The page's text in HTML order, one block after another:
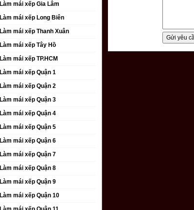
Làm mái xếp Gia Lâm
Làm mái xếp Long Biên
Làm mái xếp Thanh Xuân
Làm mái xếp Tây Hồ
Làm mái xếp TP.HCM
Làm mái xếp Quận 1
Làm mái xếp Quận 2
Làm mái xếp Quận 3
Làm mái xếp Quận 4
Làm mái xếp Quận 5
Làm mái xếp Quận 6
Làm mái xếp Quận 7
Làm mái xếp Quận 8
Làm mái xếp Quận 9
Làm mái xếp Quận 10